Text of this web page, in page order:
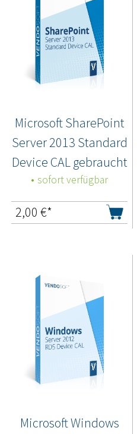
Microsoft SharePoint
Server 2013 Standard
Device CAL gebraucht
sofort verfügbar
2,00 €*
Microsoft Windows